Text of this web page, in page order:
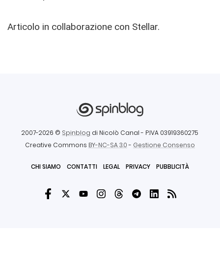
Articolo in collaborazione con Stellar.
2007-2026 © Spinblog di Nicolò Canal - P.IVA 03919360275
Creative Commons BY-NC-SA 3.0- Gestione Consenso
CHI SIAMO CONTATTI LEGAL PRIVACY PUBBLICITÀ